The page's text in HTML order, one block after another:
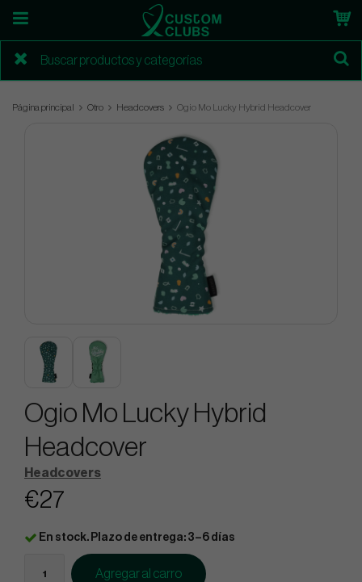
Página principal Otro Headcovers Ogio Mo Lucky Hybrid Headcover
Ogio Mo Lucky Hybrid
Headcover
Headcovers
€27
En stock. Plazo de entrega: 3–6 días
Agregar al carro